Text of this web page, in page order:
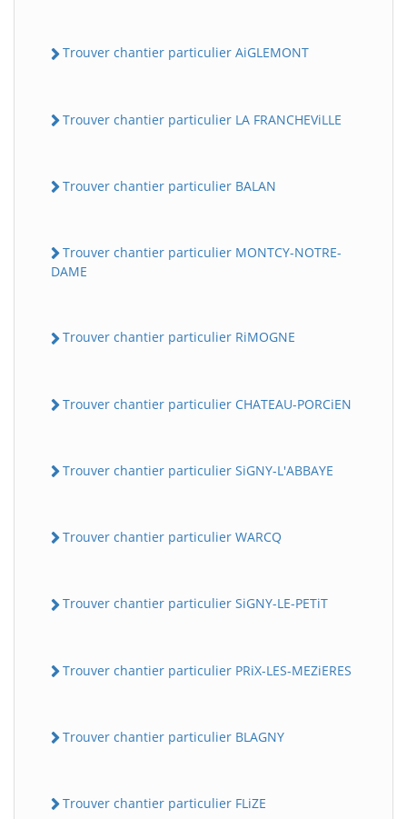
Trouver chantier particulier AiGLEMONT
Trouver chantier particulier LA FRANCHEViLLE
Trouver chantier particulier BALAN
Trouver chantier particulier MONTCY-NOTRE-
DAME
Trouver chantier particulier RiMOGNE
Trouver chantier particulier CHATEAU-PORCiEN
Trouver chantier particulier SiGNY-L'ABBAYE
Trouver chantier particulier WARCQ
Trouver chantier particulier SiGNY-LE-PETiT
Trouver chantier particulier PRiX-LES-MEZiERES
Trouver chantier particulier BLAGNY
Trouver chantier particulier FLiZE